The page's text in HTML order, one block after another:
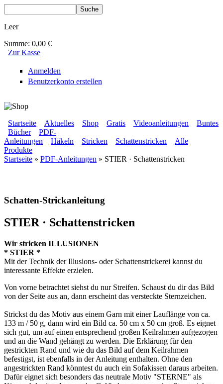
Leer
Summe: 0,00 €
Zur Kasse
Anmelden
Benutzerkonto erstellen
BLUMENBUNT VERLAG
Sekundärmenü
Startseite Aktuelles Shop Gratis Videoanleitungen Buntes
Hauptmenü
Bücher
PDF-
Anleitungen
Häkeln Stricken Schattenstricken
Alle
Produkte
Startseite » PDF-Anleitungen » STIER · Schattenstricken
Schatten-Strickanleitung
STIER · Schattenstricken
Wir stricken ILLUSIONEN
* STIER *
Mit der Technik der Illusions- oder Schattenstrickerei kannst du
interessante Effekte erzielen.
Von vorne betrachtet siehst du nur Streifen. Schaust du dir das Bild
von der Seite aus an, dann erscheint das versteckte Sternzeichen.
Strickst du das Motiv aus einem Garn mit einer Lauflänge von ca.
133 m / 50 g, dann wird ein Bild ca. 50 cm x 50 cm groß. Es eignet
sich gut, um auf einen entsprechend großen Keilrahmen aufgezogen
und an die Wand gehängt zu werden. Die Erklärung für den
gestrickten Rand und wie du das Bild auf dem Keilrahmen
befestigst, ist ebenfalls in der Anleitung enthalten. Ohne den
angestrickten Rand könntest du auch ein Sofakissen daraus arbeiten.
Dafür eignet sich besonders das neutrale Motiv "STERNE" als